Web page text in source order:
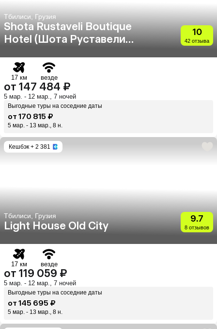
Тбилиси, Грузия
Shota Rustaveli Boutique
Hotel (Шота Руставели
10
42 отзыва
17 км везде
от 147 484 ₽
5 мар. - 12 мар., 7 ночей
Выгодные туры на соседние даты
от 170 815 ₽
5 мар. - 13 мар., 8 н.
Кешбэк + 2 381
Тбилиси, Грузия
Light House Old City
9.7
8 отзывов
17 км везде
от 119 059 ₽
5 мар. - 12 мар., 7 ночей
Выгодные туры на соседние даты
от 145 695 ₽
5 мар. - 13 мар., 8 н.